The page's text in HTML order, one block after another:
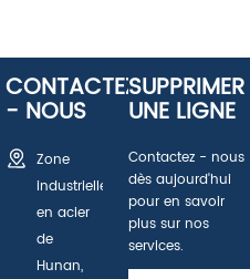
CONTACTEZ
- NOUS
Zone
industrielle
en acier
de
Hunan,
SUPPRIMER
UNE LIGNE
Contactez - nous
dès aujourd'hui
pour en savoir
plus sur nos
services.